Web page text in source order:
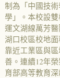
制為「中國技
學」。本校設
運文湖線萬芳
湖口校區校地
靠近工業區與
善。連續12年
育部高等教育